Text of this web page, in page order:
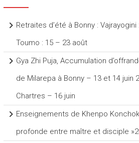
Retraites d’été à Bonny :
Toumo : 15 – 23 août
Gya Zhi Puja, Accumulation
de Milarepa à Bonny – 13 et 14 juin
Chartres – 16 juin
Enseignements de Khenpo
profonde entre maître et disciple